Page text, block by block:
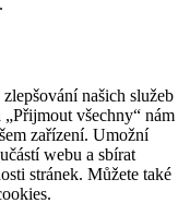
našich služeb
všechny“ nám
zařízení. Umožní
webu a sbírat
stránek. Můžete také